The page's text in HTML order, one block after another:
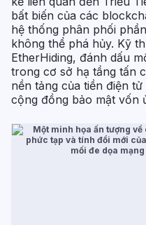
bất biến của các
hệ thống phân phối
không thể phá hủy. Kỹ
EtherHiding, đánh dấu
trong cơ sở hạ tầng tấn
nền tảng của tiền điện
cộng đồng bảo mật vốn